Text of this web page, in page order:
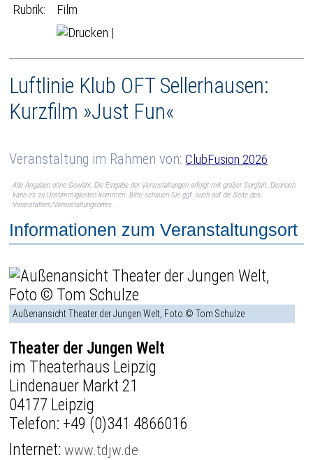
Rubrik:
Film
|
Luftlinie Klub OFT Sellerhausen:
Kurzfilm »Just Fun«
Veranstaltung im Rahmen von:ClubFusion 2026
Alle Angaben ohne Gewähr. Die Eingabe der Veranstaltungen erfolgt mit großer Sorgfalt. Dennoch
kann es zu Unstimmigkeiten kommen. Bitte schauen Sie ggf. auch auf die Seite des
Veranstalters/Veranstaltungsortes.
Informationen zum Veranstaltungsort
Außenansicht Theater der Jungen Welt, Foto © Tom Schulze
Theater der Jungen Welt
im Theaterhaus Leipzig
Lindenauer Markt 21
04177 Leipzig
Telefon: +49 (0)341 4866016
Internet:www.tdjw.de